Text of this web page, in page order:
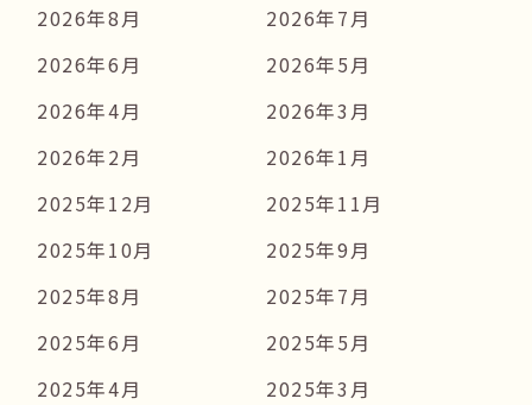
2026年8月
2026年7月
2026年6月
2026年5月
2026年4月
2026年3月
2026年2月
2026年1月
2025年12月
2025年11月
2025年10月
2025年9月
2025年8月
2025年7月
2025年6月
2025年5月
2025年4月
2025年3月